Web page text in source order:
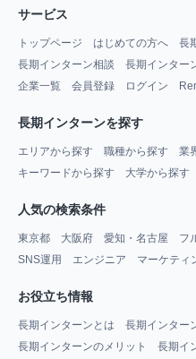
サービス
トップページ はじめての方へ
長
長期インターン相談
長期インター
企業一覧
会員登録 ログイン
長期インターンを探す
エリアから探す 職種から探す 業
キーワードから探す
大学から探す
人気の検索条件
東京都 大阪府 愛知・名古屋 フ
SNS運用
エンジニア マーケティ
お役立ち情報
長期インターンとは
長期インター
長期インターンのメリット
長期イ